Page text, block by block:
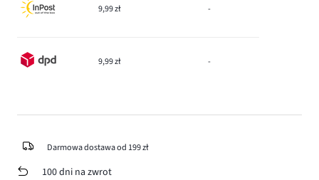
9,99 zł -
9,99 zł -
Darmowa dostawa od 199 zł
100 dni na zwrot